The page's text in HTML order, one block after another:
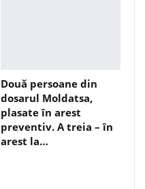
Două persoane din
dosarul Moldatsa,
plasate în arest
preventiv. A treia – în
arest la…